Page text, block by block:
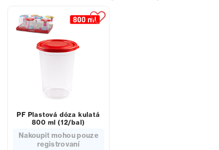
PF Plastová dóza kulatá
800 ml (12/bal)
Nakoupit mohou pouze
registrovaní